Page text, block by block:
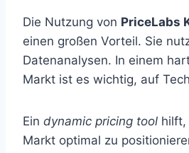
Die Nutzung von PriceLabs
einen großen Vorteil. Sie
Datenanalysen. In einem
Markt ist es wichtig, auf
Ein dynamic pricing tool hilft,
Markt optimal zu